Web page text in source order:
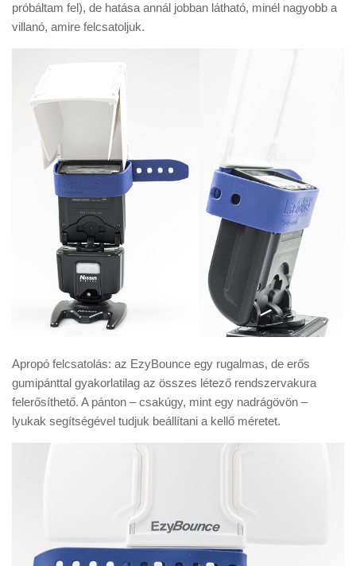
próbáltam fel), de hatása annál jobban látható, minél nagyobb a
villanó, amire felcsatoljuk.
Apropó felcsatolás: az EzyBounce egy rugalmas, de erős
gumipánttal gyakorlatilag az összes létező rendszervakura
felerősíthető. A pánton – csakúgy, mint egy nadrágövön –
lyukak segítségével tudjuk beállítani a kellő méretet.